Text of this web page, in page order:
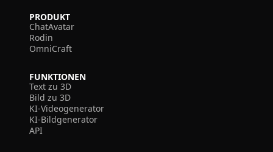
PRODUKT
ChatAvatar
Rodin
OmniCraft
FUNKTIONEN
Text zu 3D
Bild zu 3D
KI-Videogenerator
KI-Bildgenerator
API